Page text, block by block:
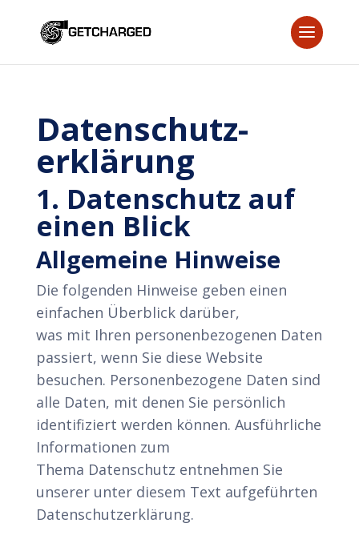
Datenschutz­
erklärung
1. Datenschutz auf
einen Blick
Allgemeine Hinweise
Die folgenden Hinweise geben einen
einfachen Überblick darüber,
was mit Ihren personenbezogenen Daten
passiert, wenn Sie diese Website
besuchen. Personenbezogene Daten sind
alle Daten, mit denen Sie persönlich
identifiziert werden können. Ausführliche
Informationen zum
Thema Datenschutz entnehmen Sie
unserer unter diesem Text aufgeführten
Datenschutzerklärung.